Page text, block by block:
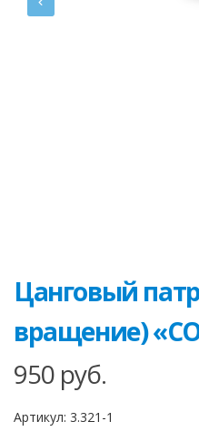
Цанговый
вращение)
950 руб.
Артикул: 3.321-1